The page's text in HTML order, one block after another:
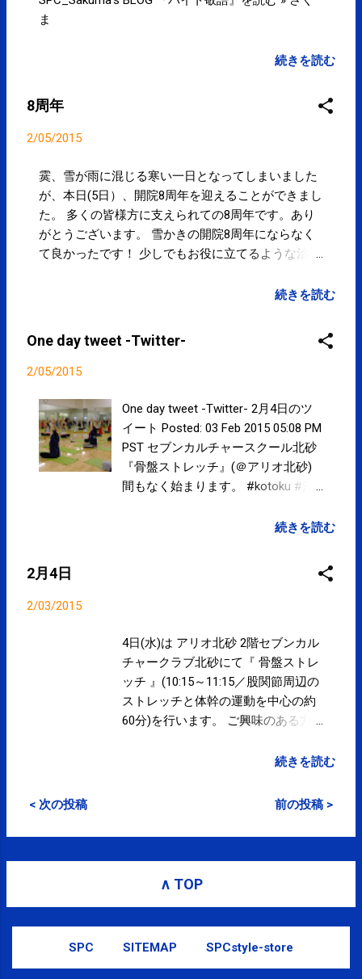
to email updates from サクマフィジカ
View, CA 94043, United States
ま
続きを読む
8周年
2/05/2015
霙、雪が雨に混じる寒い一日となってしまいました
が、本日(5日）、開院8周年を迎えることができまし
た。 多くの皆様方に支えられての8周年です。あり
がとうございます。 雪かきの開院8周年にならなく
て良かったです！ 少しでもお役に立てるような治療
続きを読む
One day tweet -Twitter-
2/05/2015
One day tweet -Twitter- 2月4日のツ
イート Posted: 03 Feb 2015 05:08 PM
PST セブンカルチャースクール北砂
『骨盤ストレッチ』(＠アリオ北砂)
間もなく始まります。 #kotoku #江
イート Posted: 03 Feb 2015 02:26 AM
plus.google.com/11700662797435…
posted at 19:26:13 You are
subscribed to email updates from サ
クマフィジカルコンディショニング
(@SPCstyle) - Twilog To stop
unsubscribe now . Email delivery
Amphitheatre Parkway, Mountain
続きを読む
2月4日
2/03/2015
4日(水)は アリオ北砂 2階セブンカル
チャークラブ北砂にて『 骨盤ストレ
ッチ 』(10:15～11:15／股関節周辺の
ストレッチと体幹の運動を中心の約
60分)を行います。 ご興味のある方
ホームページ にてご確認下さい。 な
る女性のためのケア 』(事前完全予
です。 2月11日(水)は祝日ですが営業
施術は医療費控除の対象となりま
スアップに SPCstyle-club » 定期
的・集中的な通院に SPCstyle-club »
続きを読む
< 次の投稿 前の投稿 >
∧ TOP
SPC SITEMAP SPCstyle-store